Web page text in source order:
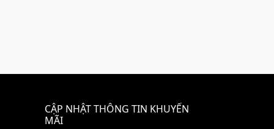
CẬP NHẬT THÔNG TIN KHUYẾN
MÃI